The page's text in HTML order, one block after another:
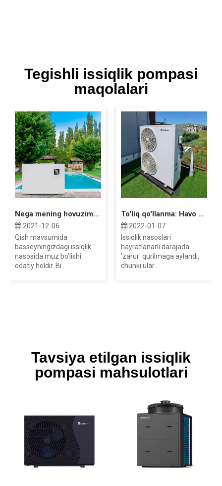
Tegishli issiqlik pompasi
maqolalari
Nega mening hovuzimdagi issiqlik nasosim muzlaydi?
2021-12-06
Qish mavsumida
basseyningizdagi issiqlik
nasosida muz bo'lishi
odatiy holdir. Bi...
To'liq qo'llanma: Havo manbai issiqlik nasosining narxi
2022-01-07
Issiqlik nasoslari
hayratlanarli darajada
'zarur' qurilmaga aylandi,
chunki ular...
Tavsiya etilgan issiqlik
pompasi mahsulotlari